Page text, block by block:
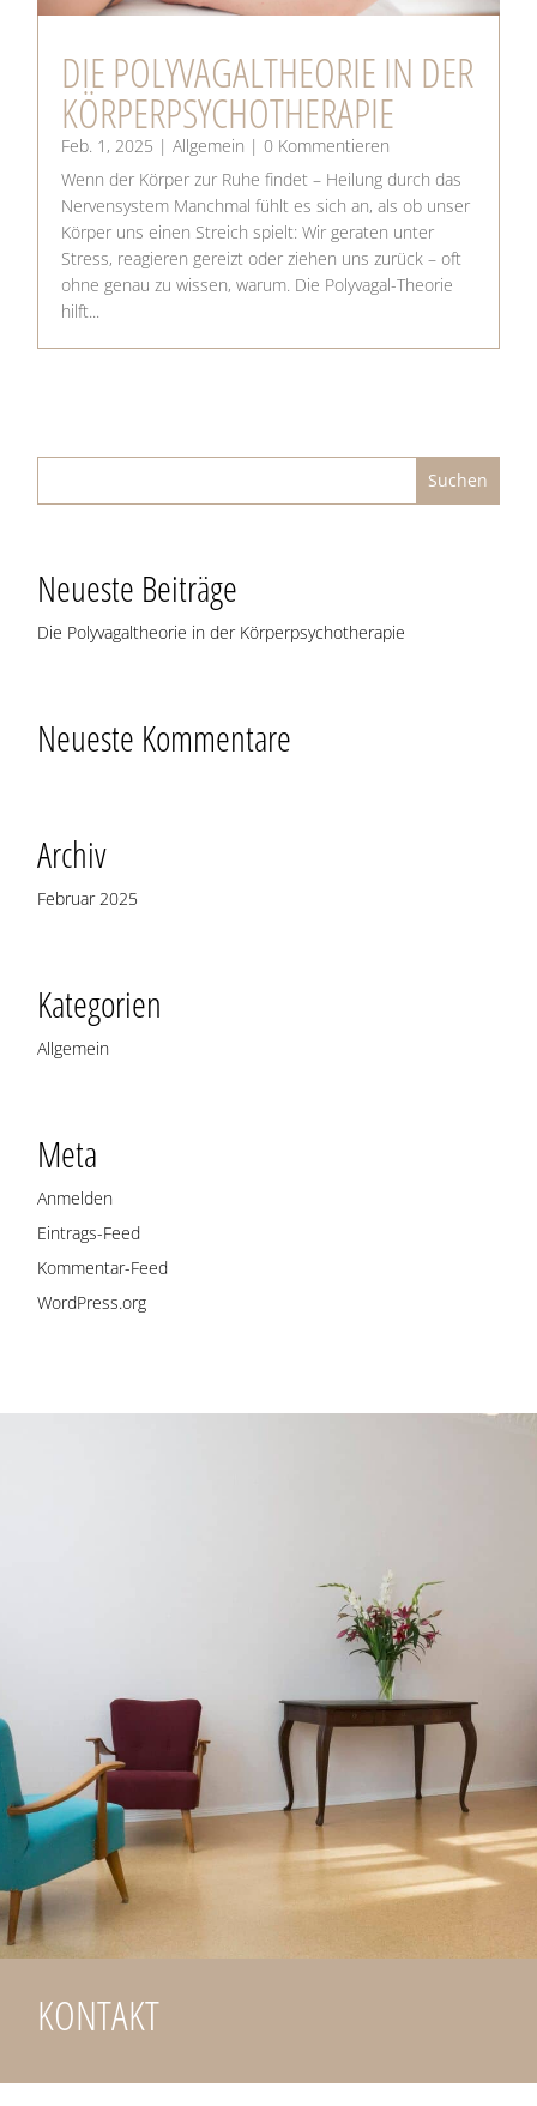
DIE POLY­VA­GAL­THEO­RIE IN DER
KÖRPERPSYCHOTHERAPIE
Feb. 1, 2025 |Allgemein | 0 Kommentieren
Wenn der Körper zur Ruhe findet – Heilung durch das
Nervensystem Manchmal fühlt es sich an, als ob unser
Körper uns einen Streich spielt: Wir geraten unter
Stress, reagieren gereizt oder ziehen uns zurück – oft
ohne genau zu wissen, warum. Die Polyvagal-Theorie
hilft...
Neu­es­te Beiträge
Die Poly­va­gal­theo­rie in der Körperpsychotherapie
Neu­es­te Kommentare
Archiv
Februar 2025
Kate­go­rien
Allgemein
Meta
Anmelden
Eintrags-Feed
Kommentar-Feed
WordPress.org
KONTAKT